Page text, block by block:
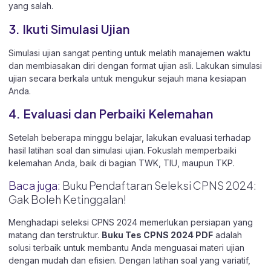
yang salah.
3. Ikuti Simulasi Ujian
Simulasi ujian sangat penting untuk melatih manajemen waktu
dan membiasakan diri dengan format ujian asli. Lakukan simulasi
ujian secara berkala untuk mengukur sejauh mana kesiapan
Anda.
4. Evaluasi dan Perbaiki Kelemahan
Setelah beberapa minggu belajar, lakukan evaluasi terhadap
hasil latihan soal dan simulasi ujian. Fokuslah memperbaiki
kelemahan Anda, baik di bagian TWK, TIU, maupun TKP.
Baca juga: Buku Pendaftaran Seleksi CPNS 2024:
Gak Boleh Ketinggalan!
Menghadapi seleksi CPNS 2024 memerlukan persiapan yang
matang dan terstruktur. Buku Tes CPNS 2024 PDF adalah
solusi terbaik untuk membantu Anda menguasai materi ujian
dengan mudah dan efisien. Dengan latihan soal yang variatif,